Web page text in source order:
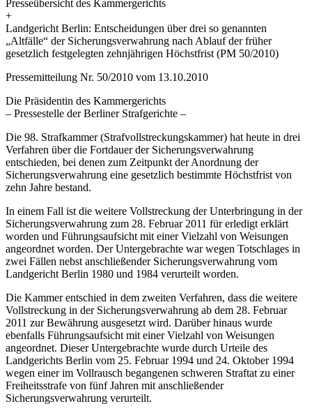
Presseübersicht des Kammergerichts
+
Landgericht Berlin: Entscheidungen über drei so genannten
„Altfälle“ der Sicherungsverwahrung nach Ablauf der früher
gesetzlich festgelegten zehnjährigen Höchstfrist (PM 50/2010)
Pressemitteilung Nr. 50/2010 vom 13.10.2010
Die Präsidentin des Kammergerichts
– Pressestelle der Berliner Strafgerichte –
Die 98. Strafkammer (Strafvollstreckungskammer) hat heute in drei
Verfahren über die Fortdauer der Sicherungsverwahrung
entschieden, bei denen zum Zeitpunkt der Anordnung der
Sicherungsverwahrung eine gesetzlich bestimmte Höchstfrist von
zehn Jahre bestand.
In einem Fall ist die weitere Vollstreckung der Unterbringung in der
Sicherungsverwahrung zum 28. Februar 2011 für erledigt erklärt
worden und Führungsaufsicht mit einer Vielzahl von Weisungen
angeordnet worden. Der Untergebrachte war wegen Totschlages in
zwei Fällen nebst anschließender Sicherungsverwahrung vom
Landgericht Berlin 1980 und 1984 verurteilt worden.
Die Kammer entschied in dem zweiten Verfahren, dass die weitere
Vollstreckung in der Sicherungsverwahrung ab dem 28. Februar
2011 zur Bewährung ausgesetzt wird. Darüber hinaus wurde
ebenfalls Führungsaufsicht mit einer Vielzahl von Weisungen
angeordnet. Dieser Untergebrachte wurde durch Urteile des
Landgerichts Berlin vom 25. Februar 1994 und 24. Oktober 1994
wegen einer im Vollrausch begangenen schweren Straftat zu einer
Freiheitsstrafe von fünf Jahren mit anschließender
Sicherungsverwahrung verurteilt.